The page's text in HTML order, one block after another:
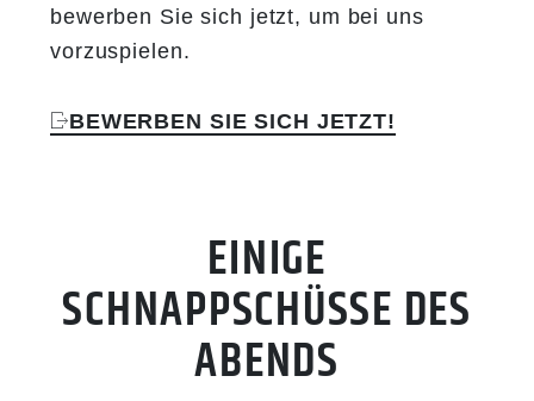
bewerben Sie sich jetzt, um bei uns
vorzuspielen.
BEWERBEN SIE SICH JETZT!
EINIGE
SCHNAPPSCHÜSSE DES
ABENDS